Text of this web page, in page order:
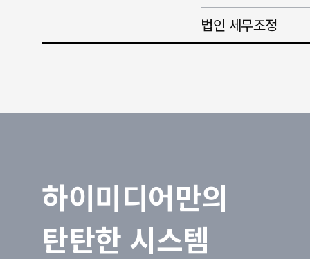
법인 세무조정
하이미디어만의
탄탄한 시스템